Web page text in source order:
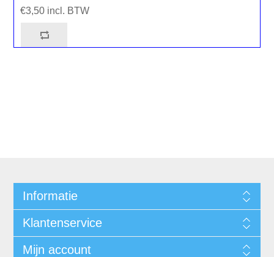
€3,50 incl. BTW
Informatie
Klantenservice
Mijn account